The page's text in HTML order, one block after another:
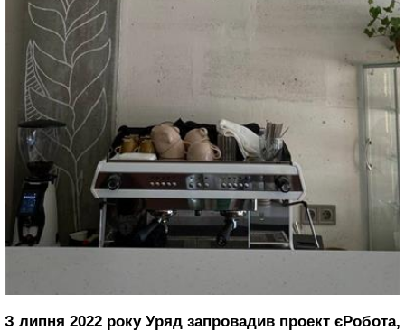
З липня 2022 року Уряд запровадив проект єРобота,